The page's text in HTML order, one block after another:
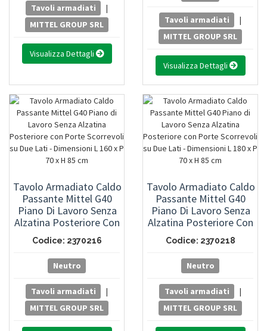
Tavoli armadiati
|
MITTEL GROUP SRL
Visualizza Dettagli
Tavoli armadiati
|
MITTEL GROUP SRL
Visualizza Dettagli
Tavolo Armadiato Caldo
Passante Mittel G40
Piano Di Lavoro Senza
Alzatina Posteriore Con
Porte Scorrevoli Su Due
Lati - Dimensioni L 160 X
P 70 X H 85 Cm
Codice: 2370216
Neutro
Tavoli armadiati
|
MITTEL GROUP SRL
Tavolo Armadiato Caldo
Passante Mittel G40
Piano Di Lavoro Senza
Alzatina Posteriore Con
Porte Scorrevoli Su Due
Lati - Dimensioni L 180 X
P 70 X H 85 Cm
Codice: 2370218
Neutro
Tavoli armadiati
|
MITTEL GROUP SRL